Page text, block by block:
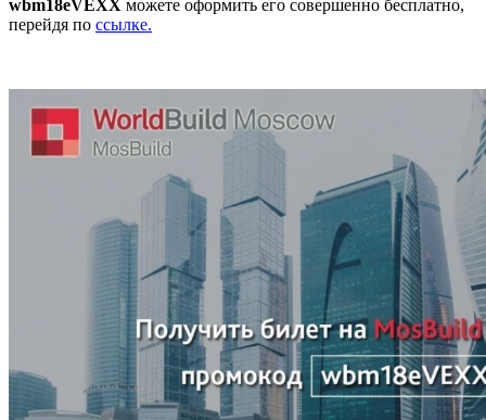
wbm18eVEXX можете оформить его совершенно бесплатно,
перейдя по ссылке.